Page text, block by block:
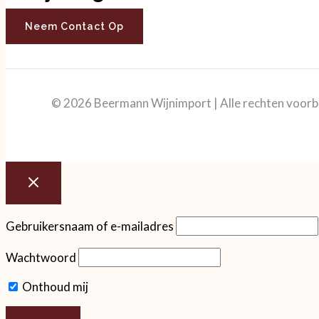
Neem Contact Op
© 2026 Beermann Wijnimport | Alle rechten
Gebruikersnaam of e-mailadres
Wachtwoord
Onthoud mij